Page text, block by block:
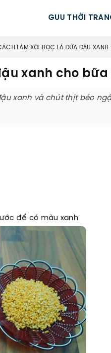
GUU THỜI
LÀM XÔI BỌC LÁ DỨA ĐẬU
xanh cho bữa
xanh và chút thịt béo
để có màu xanh